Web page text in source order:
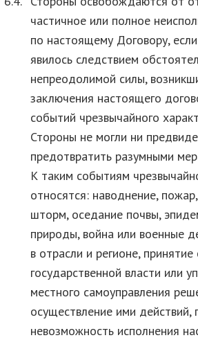
частичное или полное
по настоящему Договору,
явилось следствием
непреодолимой силы,
заключения настоящего
событий чрезвычайного
Стороны не могли ни
предотвратить разумными
К таким событиям
относятся: наводнение,
шторм, оседание почвы,
природы, война или военные
в отрасли и регионе, принятие
государственной власти или
местного самоуправления
осуществление ими действий,
невозможность исполнения